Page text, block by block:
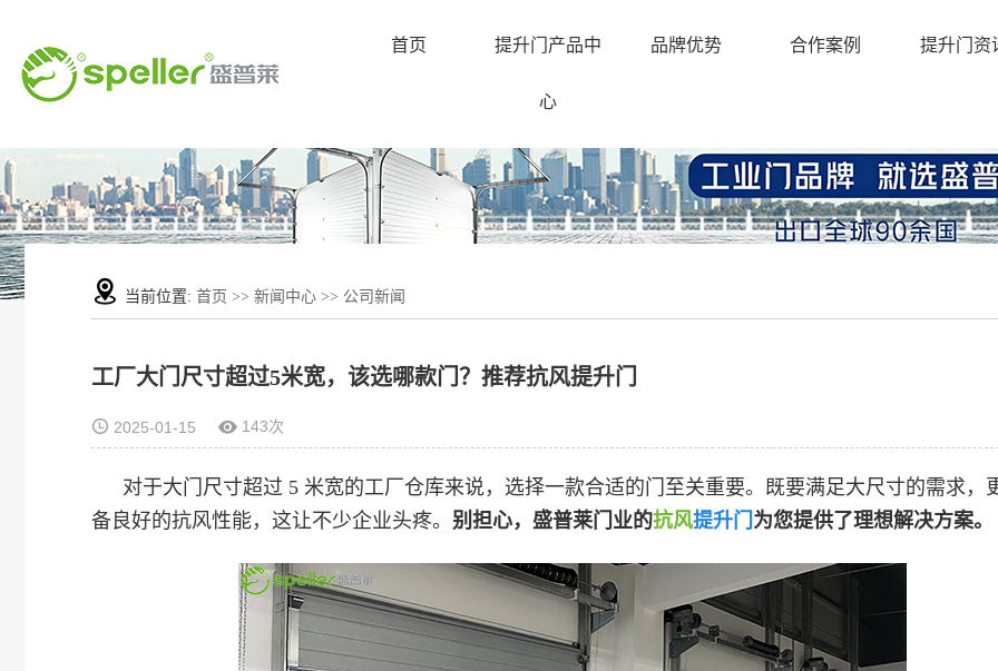
首页 提升门产品中
心
品牌优势 合作案例 提升门资
当前位置: 首页 >> 新闻中心 >> 公司新闻
工厂大门尺寸超过5米宽，该选哪款门？推荐抗风提升门
2025-01-15 143次
对于大门尺寸超过 5 米宽的工厂仓库来说，选择一款合适的门至关重要。既要满足大尺寸的需求，
备良好的抗风性能，这让不少企业头疼。 别担心，盛普莱门业的抗风提升门 为您提供了理想解决方案。